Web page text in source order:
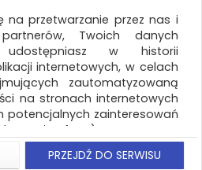
Pastele
1 Porównaj (0 )
Siatka Lista
na przetwarzanie przez nas i
Twoich danych
w historii
internetowych, w celach
zautomatyzowaną
na stronach internetowych
potencjalnych zainteresowań
i oferty), w tym na
na Twoich urządzeniach i
„Przejdź do serwisu”.
PRZEJDŹ DO SERWISU